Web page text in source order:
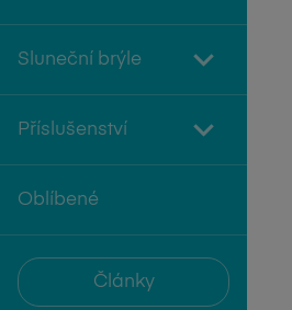
Sluneční brýle
Příslušenství
Oblíbené
Články